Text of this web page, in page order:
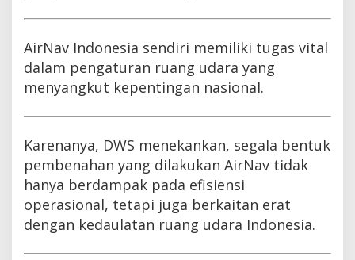
AirNav Indonesia sendiri memiliki tugas vital
dalam pengaturan ruang udara yang
menyangkut kepentingan nasional.
Karenanya, DWS menekankan, segala bentuk
pembenahan yang dilakukan AirNav tidak
hanya berdampak pada efisiensi
operasional, tetapi juga berkaitan erat
dengan kedaulatan ruang udara Indonesia.